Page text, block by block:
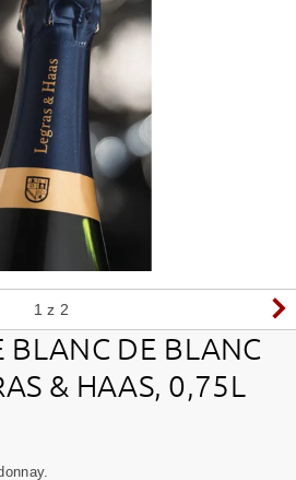
1 z 2
BLANC DE BLANC
& HAAS, 0,75L